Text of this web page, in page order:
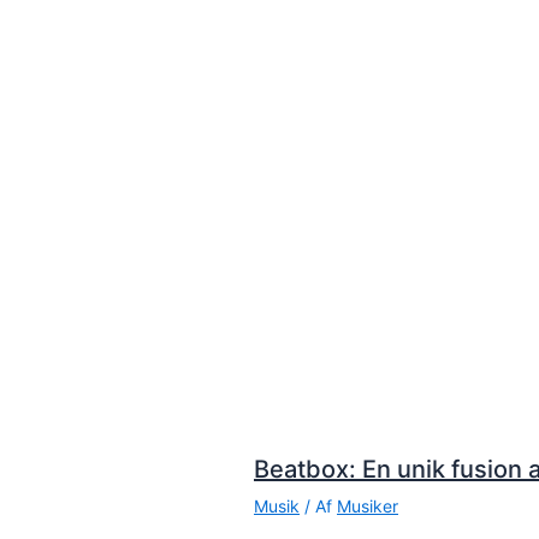
Beatbox: En unik fusion
Musik / Af Musiker